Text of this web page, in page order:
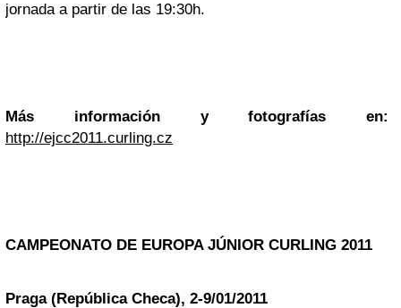
jornada a partir de las 19:30h.
Más información y fotografías en:
http://ejcc2011.curling.cz
CAMPEONATO DE EUROPA JÚNIOR CURLING 2011
Praga (República Checa), 2-9/01/2011